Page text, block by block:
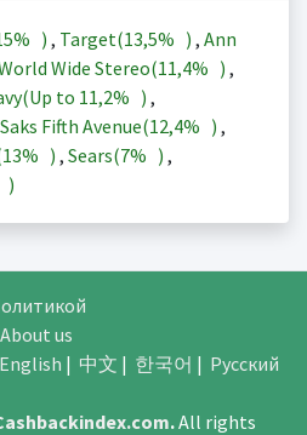
) , Target(13,5% ) , Ann
Wide Stereo(11,4% ) ,
to 11,2% ) ,
Saks Fifth Avenue(12,4% ) ,
13% ) , Sears(7% ) ,
)
About us
English | 中文 | 한국어 | Русский
.All rights